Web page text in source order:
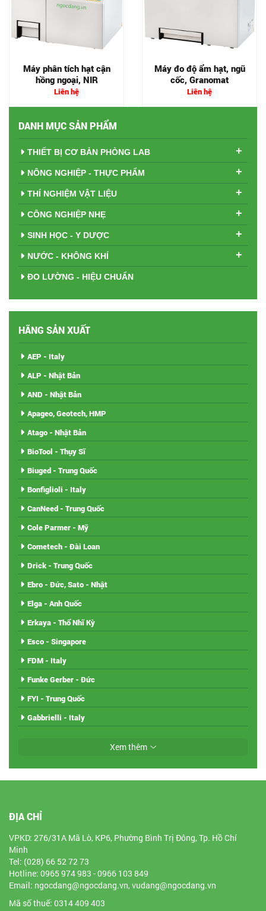
Máy phân tích hạt cận
hồng ngoại, NIR
Liên hệ
Máy đo độ ẩm hạt, ngũ
cốc, Granomat
Liên hệ
DANH MỤC SẢN PHẨM
THIẾT BỊ CƠ BẢN PHÒNG LAB +
NÔNG NGHIỆP - THỰC PHẨM +
THÍ NGHIỆM VẬT LIỆU +
CÔNG NGHIỆP NHẸ +
SINH HỌC - Y DƯỢC +
NƯỚC - KHÔNG KHÍ +
ĐO LƯỜNG - HIỆU CHUẨN
HÃNG SẢN XUẤT
AEP - Italy
ALP - Nhật Bản
AND - Nhật Bản
Apageo, Geotech, HMP
Atago - Nhật Bản
BioTool - Thụy Sĩ
Biuged - Trung Quốc
Bonfiglioli - Italy
CanNeed - Trung Quốc
Cole Parmer - Mỹ
Cometech - Đài Loan
Drick - Trung Quốc
Ebro - Đức, Sato - Nhật
Elga - Anh Quốc
Erkaya - Thổ Nhĩ Kỳ
Esco - Singapore
FDM - Italy
Funke Gerber - Đức
FYI - Trung Quốc
Gabbrielli - Italy
Xem thêm
ĐỊA CHỈ
VPKD: 276/31A Mã Lò, KP6, Phường Bình Trị Đông, Tp. Hồ Chí
Minh
Tel: (028) 66 52 72 73
Hotline: 0965 974 983 - 0966 103 849
Email: ngocdang@ngocdang.vn, vudang@ngocdang.vn
Mã số thuế: 0314 409 403